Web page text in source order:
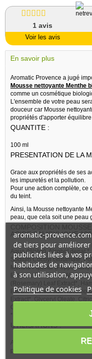
1 avis
Voir les avis
En savoir plus
Aromatic Provence a jugé
Mousse nettoyante Menthe
comme un cosmétique
L'ensemble de votre peau
douceur car Mousse
propriétés d'apporter
QUANTITE :
100 ml
PRESENTATION DE LA
Grace aux propriétés de ses
les impuretés et la pollution.
Pour une action complète,
du teint.
Ainsi, la Mousse nettoyante
peau, que cela soit une peau
COMPOSITION
ACIDE SALICYLIQUE
Aqua (Water), Alcohol
Sodium Cocoyl Glutamate,
Mentha Piperita
Extract*, Salix Alba (Willow)
(Rosemary) Leaf Extract*,
Extract*, Cimicifuga
Extract*, Glyceryl Oleate,
*issu de l'agriculture
UTILISATIONS :
Appliquer une pression de
peau humide et masser
aromatic-
de tiers pour améliorer
publicités liées à vos
habitudes de
à son utilisation,
Politique de cookies